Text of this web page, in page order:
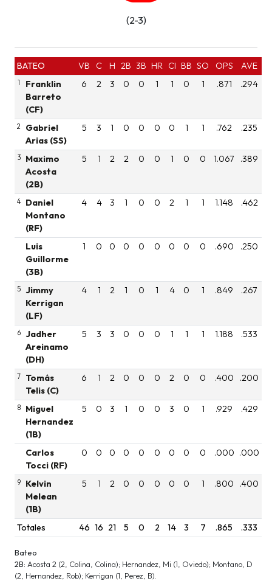
(2-3)
BATEO VB C H 2B 3B HR CI BB SO OPS AVE
1
Franklin
Barreto
(CF)
6 2 3 0 0 1 1 0 1 .871 .294
2
Gabriel
Arias (SS)
5 3 1 0 0 0 0 1 1 .762 .235
3
Maximo
Acosta
(2B)
5 1 2 2 0 0 1 0 0 1.067 .389
4
Daniel
Montano
(RF)
4 4 3 1 0 0 2 1 1 1.148 .462
Luis
Guillorme
(3B)
1 0 0 0 0 0 0 0 0 .690 .250
5 Jimmy
Kerrigan
(LF)
4 1 2 1 0 1 4 0 1 .849 .267
6
Jadher
Areinamo
(DH)
5 3 3 0 0 0 1 1 1 1.188 .533
7
Tomás
Telis (C)
6 1 2 0 0 0 2 0 0 .400 .200
8
Miguel
Hernandez
(1B)
5 0 3 1 0 0 3 0 1 .929 .429
Carlos
Tocci (RF)
0 0 0 0 0 0 0 0 0 .000 .000
9
Kelvin
Melean
(1B)
5 1 2 0 0 0 0 0 1 .800 .400
Totales 46 16 21 5 0 2 14 3 7 .865 .333
Bateo
2B: Acosta 2 (2, Colina, Colina); Hernandez, Mi (1, Oviedo); Montano, D
(2, Hernandez, Rob); Kerrigan (1, Perez, B).